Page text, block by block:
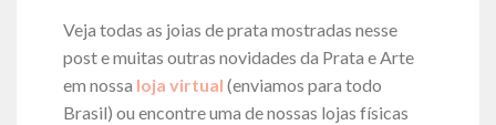
Veja todas as joias de prata mostradas nesse
post e muitas outras novidades da Prata e Arte
em nossa loja virtual (enviamos para todo
Brasil) ou encontre uma de nossas lojas físicas